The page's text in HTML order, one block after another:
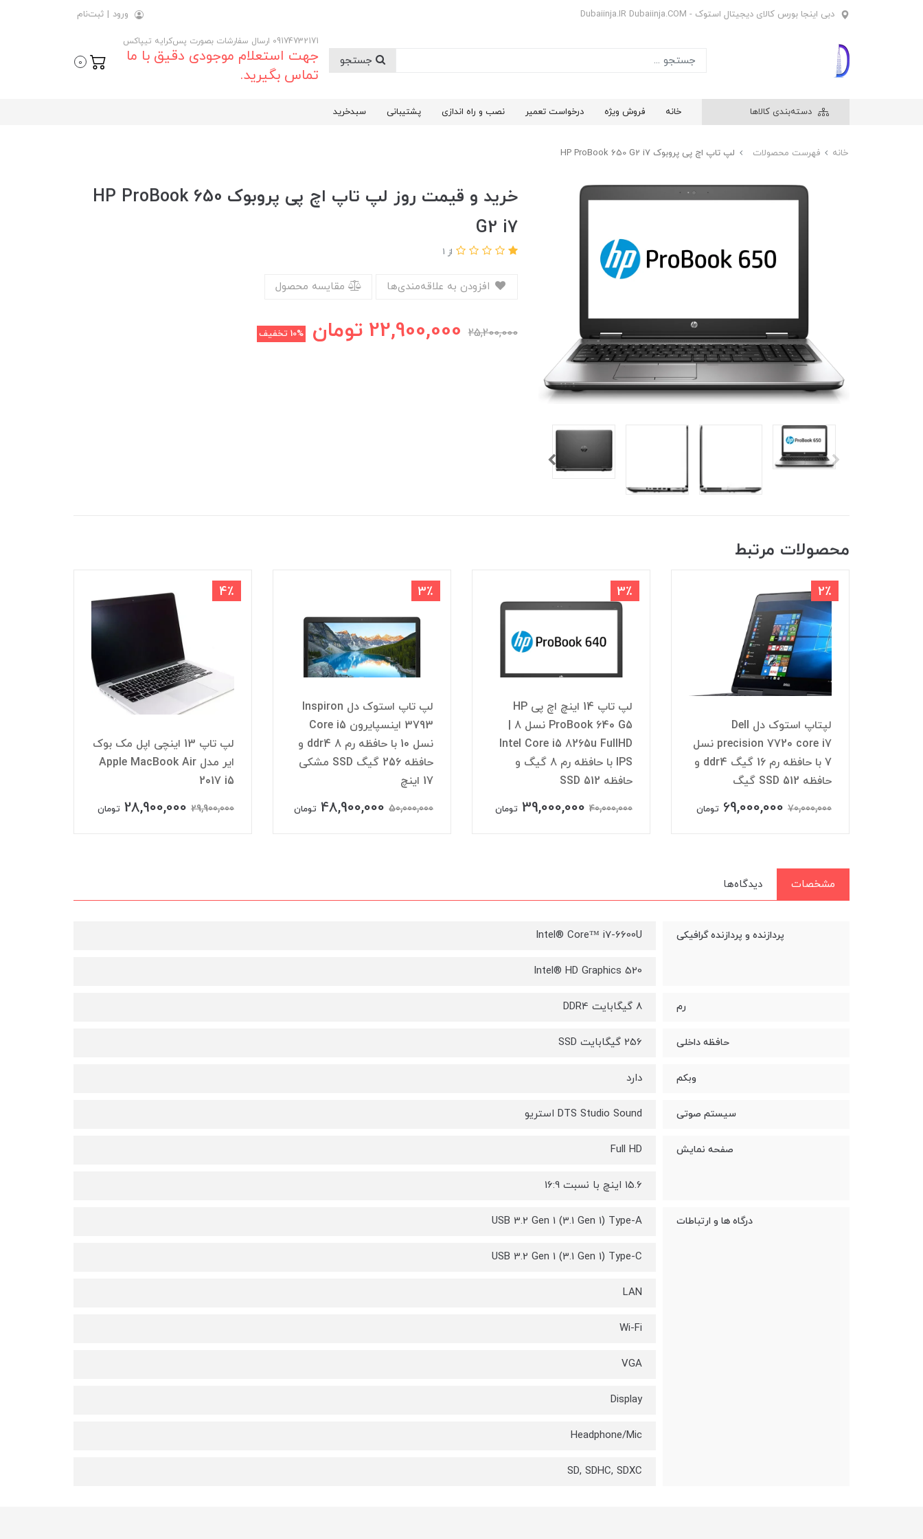
دبی اینجا بورس کالای دیجیتال استوک - Dubaiinja.IR Dubaiinja.COM ورود | ثبت‌نام
09174732171 ارسال سفارشات بصورت پس‌کرایه تیپاکس
جهت استعلام موجودی دقیق با ما
تماس بگیرید.
0
دسته‌بندی کالاها خانه فروش ویژه درخواست تعمیر نصب و راه اندازی پشتیبانی سبدخرید
خانه فهرست محصولات لپ تاپ اچ پی پروبوک HP ProBook 650 G2 i7
خرید و قیمت روز لپ تاپ اچ پی پروبوک HP ProBook 650
G2 i7
از 1
مقایسه محصول
25,200,000
22,900,000 تومان 10% تخفیف
محصولات مرتبط
2٪
لپتاپ استوک دل Dell
precision 7720 core i7 نسل
7 با حافظه رم 16 گیگ ddr4 و
حافظه SSD 512 گیگ
70,000,000
69,000,000 تومان
3٪
لپ تاپ 14 اینچ اچ پی HP
Intel Core i5 8265u FullHD
IPS با حافظه رم 8 گیگ و
حافظه SSD 512
40,000,000
39,000,000 تومان
3٪
لپ تاپ استوک دل Inspiron
3793 اینسپایرون Core i5
نسل 10 با حافظه رم 8 ddr4 و
حافظه 256 گیگ SSD مشکی
17 اینچ
50,000,000
48,900,000 تومان
4٪
لپ تاپ 13 اینچی اپل مک بوک
ایر مدل Apple MacBook Air
2017 i5
29,900,000
28,900,000 تومان
مشخصات دیدگاه‌ها
پردازنده و پردازنده گرافیکی Intel® Core™ i7-6600U
Intel® HD Graphics 520
رم 8 گیگابایت DDR4
حافظه داخلی 256 گیگابایت SSD
وبکم دارد
سیستم صوتی DTS Studio Sound استریو
صفحه نمایش Full HD
15.6 اینچ با نسبت 16:9
درگاه ها و ارتباطات USB 3.2 Gen 1 (3.1 Gen 1) Type-A
USB 3.2 Gen 1 (3.1 Gen 1) Type-C
LAN
Wi-Fi
VGA
Display
Headphone/Mic
SD, SDHC, SDXC